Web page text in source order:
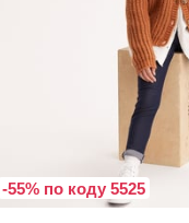
-55% по коду 5525